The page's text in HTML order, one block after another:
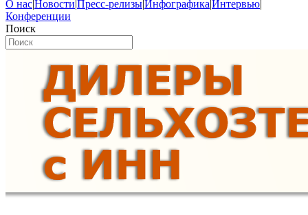
О нас|Новости|Пресс-релизы|Инфографика|Интервью|
Конференции
Поиск